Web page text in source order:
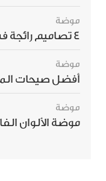
موضة
موضة
أفضل صيحات
موضة